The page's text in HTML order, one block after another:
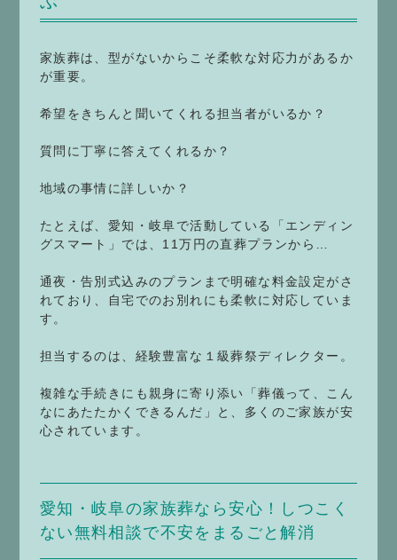
家族葬は、型がないからこそ柔軟な対応力があるか
が重要。
希望をきちんと聞いてくれる担当者がいるか？
質問に丁寧に答えてくれるか？
地域の事情に詳しいか？
たとえば、愛知・岐阜で活動している「エンディン
グスマート」では、11万円の直葬プランから…
通夜・告別式込みのプランまで明確な料金設定がさ
れており、自宅でのお別れにも柔軟に対応していま
す。
担当するのは、経験豊富な１級葬祭ディレクター。
複雑な手続きにも親身に寄り添い「葬儀って、こん
なにあたたかくできるんだ」と、多くのご家族が安
心されています。
愛知・岐阜の家族葬なら安心！しつこく
ない無料相談で不安をまるごと解消